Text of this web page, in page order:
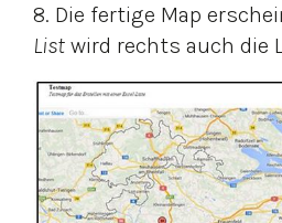
8. Die fertige Map
List wird rechts auch die